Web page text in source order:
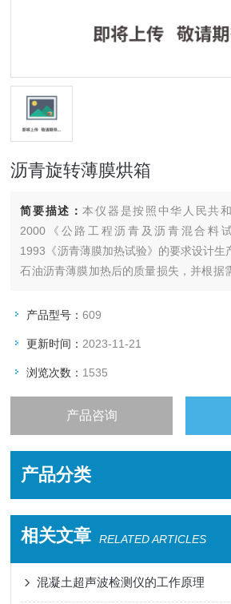
沥青旋转薄膜烘箱
简要描述：本仪器是按照中华人民共
2000《公路工程沥青及沥青混合料
1993《沥青薄膜加热试验》的要求设计生
石油沥青薄膜加热后的质量损失，并根据
化，以评定沥青的耐老化性能。
产品型号：609
更新时间： 2023-11-21
浏览次数： 1535
产品咨询
产品分类
相关文章 RELATED ARTICLES
混凝土超声波检测仪的工作原理